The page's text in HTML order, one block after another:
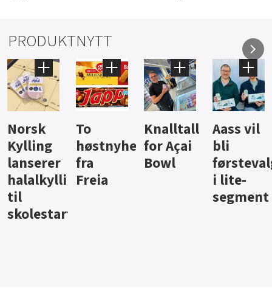
PRODUKTNYTT
Knalltall
for Açai
Bowl
Aass vil
bli
førstevalg
i lite-
Brus og
jus fra
Berentsen
Hard
iste fra
Hansa